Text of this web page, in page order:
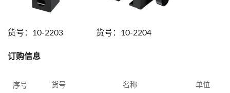
货号：10-2203 货号：10-2204
订购信息
序号 货号 名称 单位